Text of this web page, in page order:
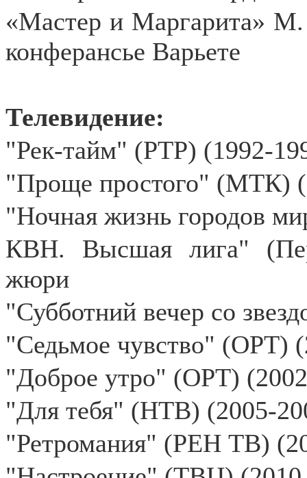
«Мастер и Маргарита» М.
конферансье Варьете
Телевидение:
"Рек-тайм" (РТР) (1992-
"Проще простого" (МТК)
"Ночная жизнь городов
КВН. Высшая лига"
жюри
"Субботний вечер со
"Седьмое чувство" (ОРТ)
"Доброе утро" (ОРТ)
"Для тебя" (НТВ) (2005-
"Ретромания" (РЕН ТВ)